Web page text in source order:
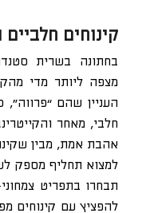
קינוחים
בחתונה בשרית
מצפה ליותר מדי
העניין שהם “פרווה”,
חלבי, מאחר
אהבת אמת, מבין
למצוא תחליף מספק
תבחרו בתפריט
להפציץ עם קינוחים